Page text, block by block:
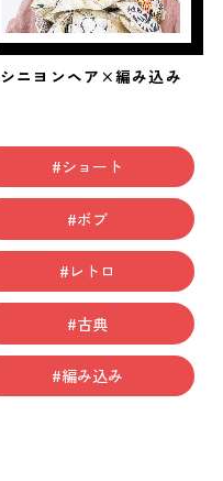
シニヨンヘア×編み込み
ショート
ボブ
レトロ
古典
編み込み